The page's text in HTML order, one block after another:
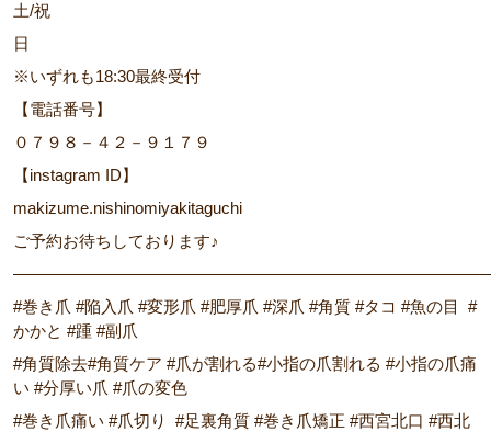
土/祝
日
※いずれも18:30最終受付
【電話番号】
０７９８－４２－９１７９
【instagram ID】
makizume.nishinomiyakitaguchi
ご予約お待ちしております♪
#巻き爪 #陥入爪 #変形爪 #肥厚爪 #深爪 #角質 #タコ #魚の目 #
かかと #踵 #副爪
#角質除去#角質ケア #爪が割れる#小指の爪割れる #小指の爪痛
い #分厚い爪 #爪の変色
#巻き爪痛い #爪切り #足裏角質 #巻き爪矯正 #西宮北口 #西北